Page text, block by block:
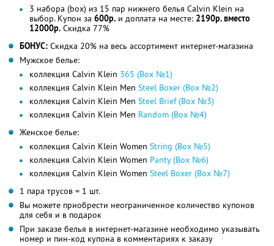
3 набора (box) из 15 пар нижнего белья Calvin Klein на
выбор. Купон за 600р. и доплата на месте: 2190р. вместо
12000р. Скидка 77%
БОНУС: Скидка 20% на весь ассортимент интернет-магазина
Мужское белье:
коллекция Calvin Klein 365 (Box №1)
коллекция Calvin Klein Men Steel Boxer (Box №2)
коллекция Calvin Klein Men Steel Brief (Box №3)
коллекция Calvin Klein Men Random (Box №4)
Женское белье:
коллекция Calvin Klein Women String (Box №5)
коллекция Calvin Klein Women Panty (Box №6)
коллекция Calvin Klein Women Steel Boxer (Box №7)
1 пара трусов = 1 шт.
Вы можете приобрести неограниченное количество купонов
для себя и в подарок
При заказе белья в интернет-магазине необходимо указывать
номер и пин-код купона в комментариях к заказу